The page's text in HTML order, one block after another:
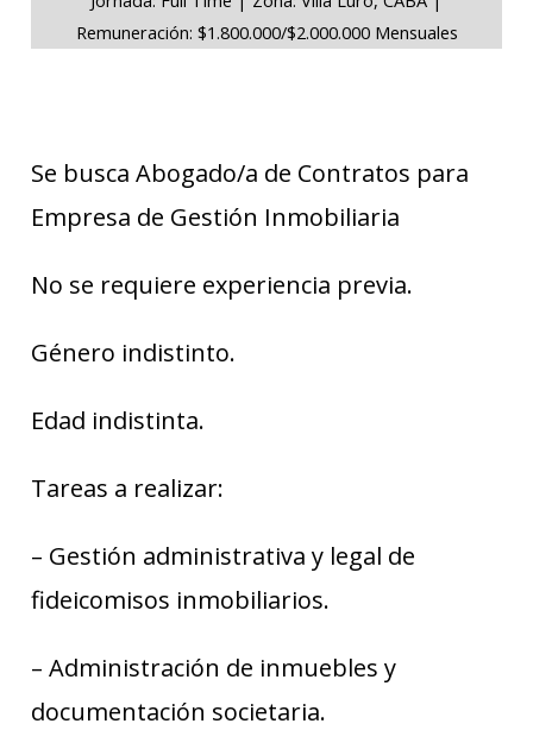
Remuneración: $1.800.000/$2.000.000 Mensuales
Se busca Abogado/a de Contratos para
Empresa de Gestión Inmobiliaria
No se requiere experiencia previa.
Género indistinto.
Edad indistinta.
Tareas a realizar:
– Gestión administrativa y legal de
fideicomisos inmobiliarios.
– Administración de inmuebles y
documentación societaria.